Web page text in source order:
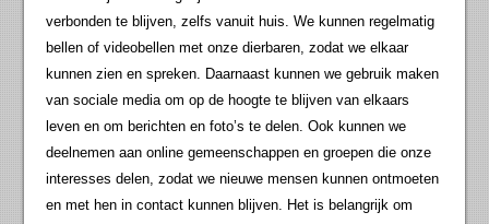
verbonden te blijven, zelfs vanuit huis. We kunnen regelmatig
bellen of videobellen met onze dierbaren, zodat we elkaar
kunnen zien en spreken. Daarnaast kunnen we gebruik maken
van sociale media om op de hoogte te blijven van elkaars
leven en om berichten en foto’s te delen. Ook kunnen we
deelnemen aan online gemeenschappen en groepen die onze
interesses delen, zodat we nieuwe mensen kunnen ontmoeten
en met hen in contact kunnen blijven. Het is belangrijk om